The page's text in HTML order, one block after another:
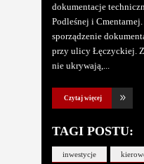
dokumentacje
Podleśnej i
sporządzenie
przy ulicy Łęczyckiej.
nie ukrywają,
Czytaj więcej
TAGI POSTU:
inwestycje